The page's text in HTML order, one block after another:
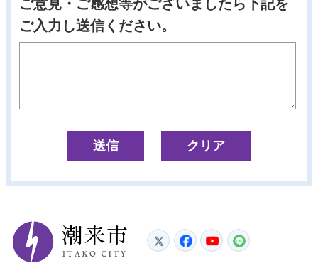
ご意見・ご感想等がございましたら下記を
ご入力し送信ください。
潮来市
TwitterFacebook
YouTube